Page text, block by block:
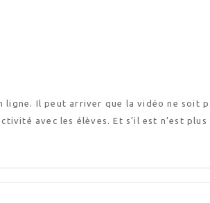
ligne. Il peut arriver que la vidéo ne soit
avec les élèves. Et s’il est n’est plus